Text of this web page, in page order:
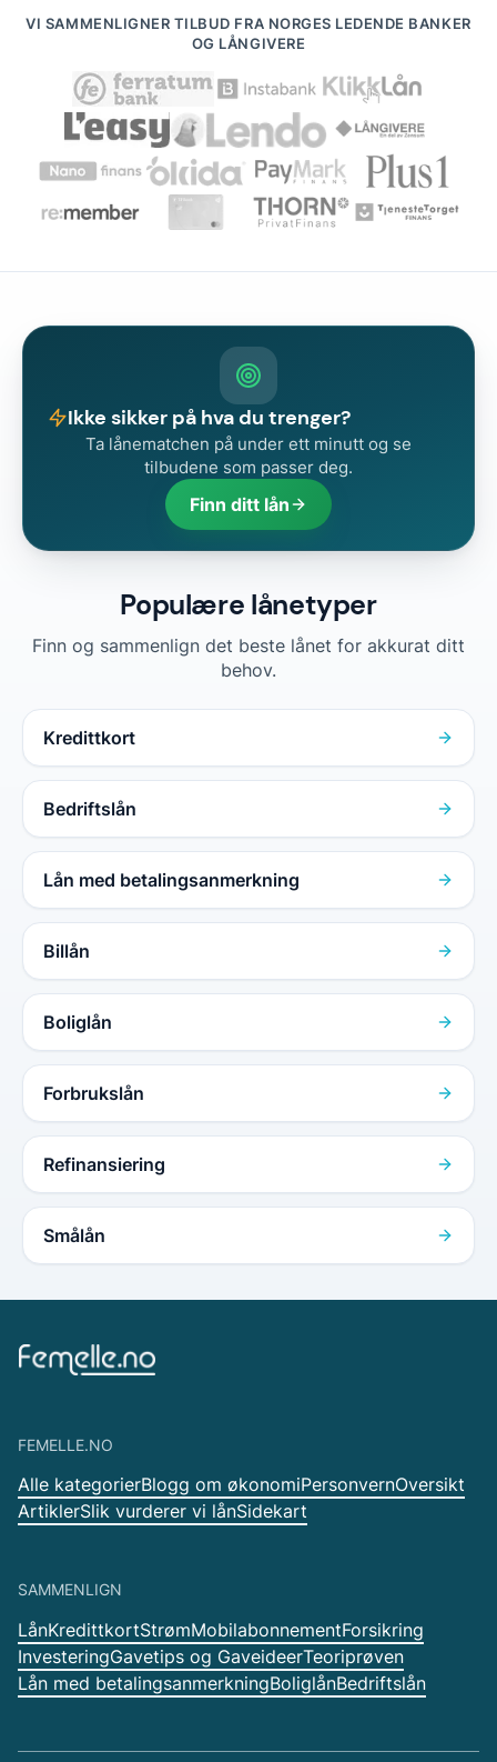
VI SAMMENLIGNER TILBUD FRA NORGES LEDENDE BANKER
OG LÅNGIVERE
Ikke sikker på hva du trenger?
Ta lånematchen på under ett minutt og se
tilbudene som passer deg.
Finn ditt lån
Populære lånetyper
Finn og sammenlign det beste lånet for akkurat ditt
behov.
Kredittkort
Bedriftslån
Lån med betalingsanmerkning
Billån
Boliglån
Forbrukslån
Refinansiering
Smålån
FEMELLE.NO
Alle kategorierBlogg om økonomiPersonvernOversikt
ArtiklerSlik vurderer vi lånSidekart
SAMMENLIGN
LånKredittkortStrømMobilabonnementForsikring
InvesteringGavetips og GaveideerTeoriprøven
Lån med betalingsanmerkningBoliglånBedriftslån